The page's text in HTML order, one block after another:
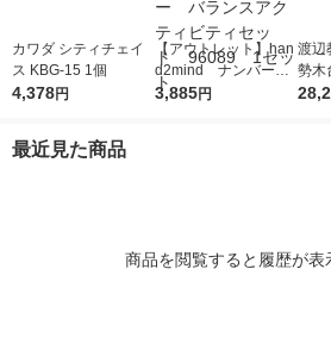
カワダ シティチェイ
ス KBG-15 1個
4,378円
【アウトレット】han
d2mind ナンバーブ
ロックス ブロックジ
3,885円
渡辺
勢木
品）
最近見た商品
商品を閲覧すると履歴が表